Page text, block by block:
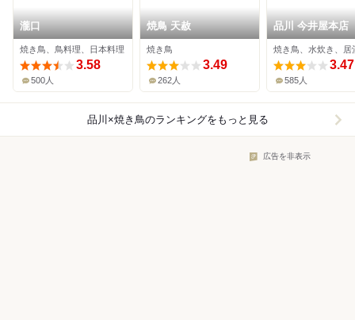
瀧口
焼き鳥、鳥料理、日本料理
3.58
500人
焼鳥 天赦
焼き鳥
3.49
262人
品川 今井屋本店
焼き鳥、水炊き、居
3.47
585人
品川×焼き鳥のランキングをもっと見る
広告を非表示